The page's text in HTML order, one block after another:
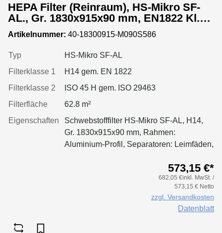
HEPA Filter (Reinraum), HS-Mikro SF-
AL., Gr. 1830x915x90 mm, EN1822 Kl.
H14, Rahmen: AL-Profil, Griffschutz:
beidseitig, Dichtung: einseitig,
geschäumt
Artikelnummer: 40-18300915-M090S586
Typ
HS-Mikro SF-AL
Filterklasse 1
H14 gem. EN 1822
Filterklasse 2
ISO 45 H gem. ISO 29463
Filterfläche
62.8 m²
Eigenschaften
Schwebstofffilter HS-Mikro SF-AL, H14,
Gr. 1830x915x90 mm, Rahmen:
Aluminium-Profil, Separatoren: Leimfäden,
573,15 €*
682,05 €inkl. MwSt. /
573,15 € Netto
zzgl. Versandkosten
Datenblatt